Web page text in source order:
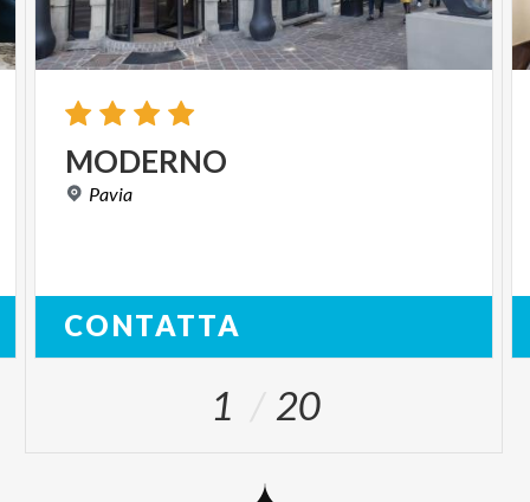
MODERNO
Pavia
CONTATTA
1 20